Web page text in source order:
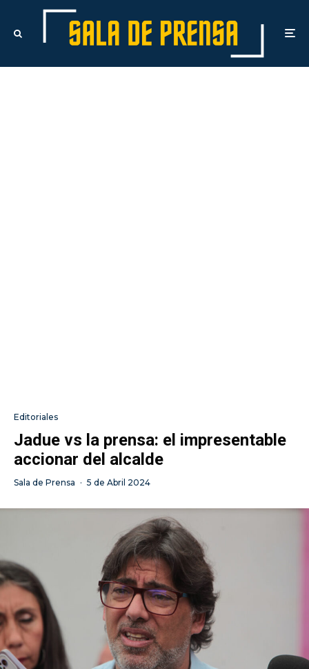
Editoriales
Jadue vs la prensa: el impresentable
accionar del alcalde
Sala de Prensa · 5 de Abril 2024